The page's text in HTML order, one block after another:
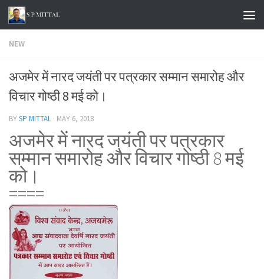
Skip to content
NEW
अजमेर में नारद जयंती पर पत्रकार सम्मान समारोह और
विचार गोष्ठी 8 मई को।
BYSP MITTAL · MAY 6, 2018
अजमेर में नारद जयंती पर पत्रकार
सम्मान समारोह और विचार गोष्ठी 8 मई
को।
====